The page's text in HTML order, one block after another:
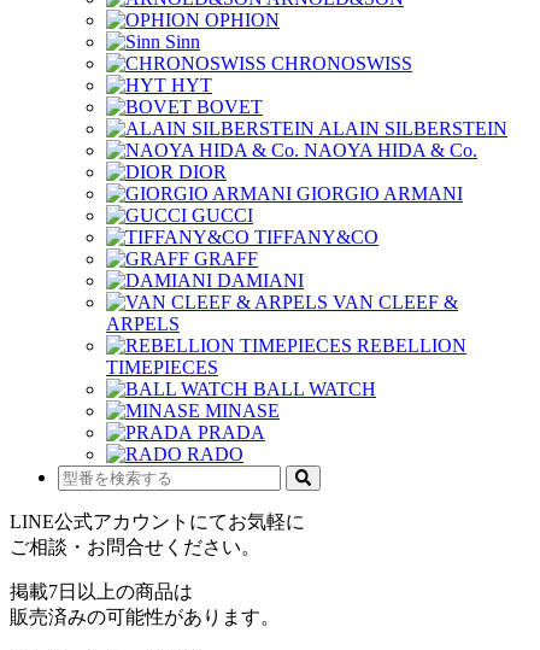
OPHION
Sinn
CHRONOSWISS
HYT
BOVET
ALAIN SILBERSTEIN
NAOYA HIDA & Co.
DIOR
GIORGIO ARMANI
GUCCI
TIFFANY&CO
GRAFF
DAMIANI
VAN CLEEF &
ARPELS
REBELLION
TIMEPIECES
BALL WATCH
MINASE
PRADA
RADO
LINE公式アカウントにてお気軽に
ご相談・お問合せください。
掲載7日以上の商品は
販売済みの可能性があります。